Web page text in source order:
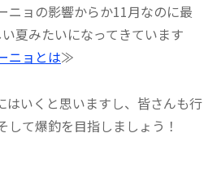
ニョの影響からか11月なのに最
夏みたいになってきています
ニョとは≫
はいくと思いますし、皆さんも行
して爆釣を目指しましょう！